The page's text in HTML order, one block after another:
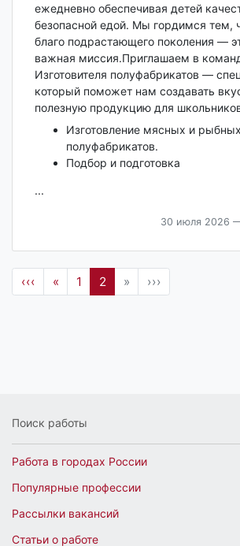
ежедневно обеспечивая детей
безопасной едой. Мы гордимся тем,
благо подрастающего поколения —
важная миссия.Приглашаем в
Изготовителя полуфабрикатов —
который поможет нам создавать
полезную продукцию для
Изготовление мясных и рыбных
полуфабрикатов.
Подбор и подготовка
...
30 июля 2026
‹‹‹ « 1 2 » ›››
Поиск работы
Работа в городах России
Популярные профессии
Рассылки вакансий
Статьи о работе